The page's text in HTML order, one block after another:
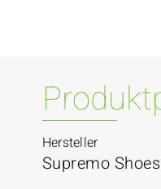
Hersteller
Supremo